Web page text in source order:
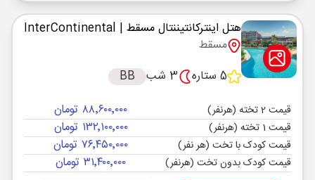
هتل اینترکانتیننتال مسقط | InterContinental
مسقط
5 ستاره
3 شب BB
قیمت 2 تخته (هرنفر) ۸۸٬۶۰۰٬۰۰۰ تومان
قیمت 1 تخته (هرنفر) ۱۳۲٬۱۰۰٬۰۰۰ تومان
قیمت کودک با تخت (هر نفر) ۷۶٬۴۵۰٬۰۰۰ تومان
قیمت کودک بدون تخت (هرنفر) ۳۱٬۴۰۰٬۰۰۰ تومان